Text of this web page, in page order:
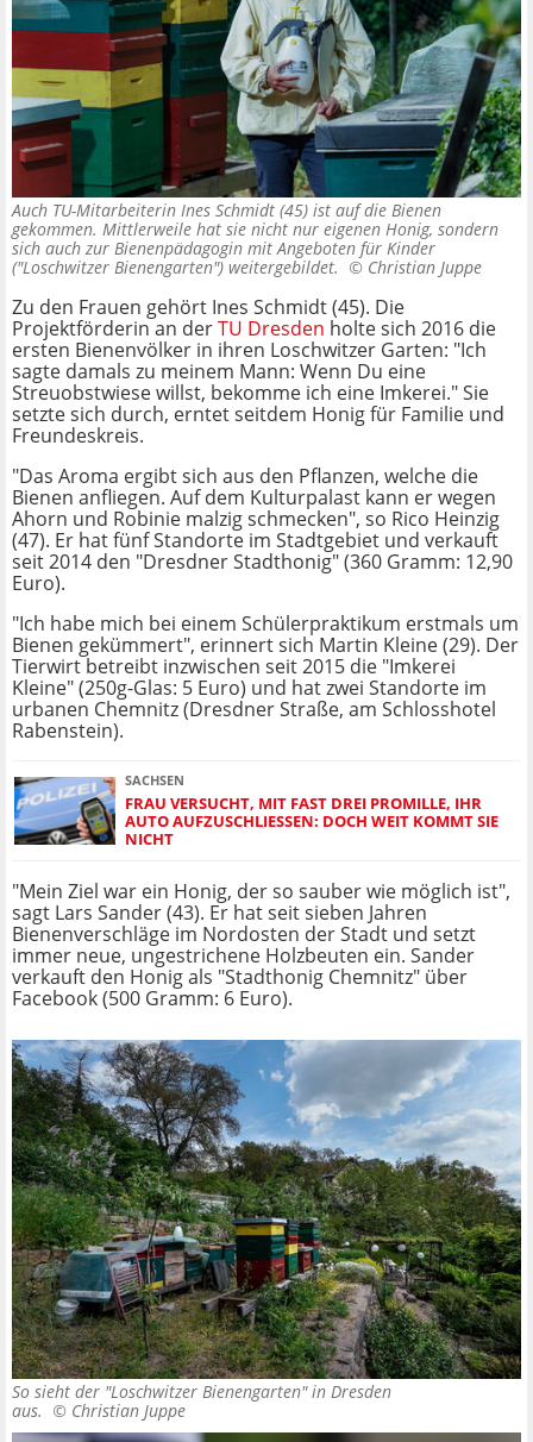
Auch TU-Mitarbeiterin Ines Schmidt (45) ist auf die Bienen
gekommen. Mittlerweile hat sie nicht nur eigenen Honig, sondern
sich auch zur Bienenpädagogin mit Angeboten für Kinder
("Loschwitzer Bienengarten") weitergebildet. © Christian Juppe
Zu den Frauen gehört Ines Schmidt (45). Die
Projektförderin an derTU Dresden holte sich 2016 die
ersten Bienenvölker in ihren Loschwitzer Garten: "Ich
sagte damals zu meinem Mann: Wenn Du eine
Streuobstwiese willst, bekomme ich eine Imkerei." Sie
setzte sich durch, erntet seitdem Honig für Familie und
Freundeskreis.
"Das Aroma ergibt sich aus den Pflanzen, welche die
Bienen anfliegen. Auf dem Kulturpalast kann er wegen
Ahorn und Robinie malzig schmecken", so Rico Heinzig
(47). Er hat fünf Standorte im Stadtgebiet und verkauft
seit 2014 den "Dresdner Stadthonig" (360 Gramm: 12,90
Euro).
"Ich habe mich bei einem Schülerpraktikum erstmals um
Bienen gekümmert", erinnert sich Martin Kleine (29). Der
Tierwirt betreibt inzwischen seit 2015 die "Imkerei
Kleine" (250g-Glas: 5 Euro) und hat zwei Standorte im
urbanen Chemnitz (Dresdner Straße, am Schlosshotel
Rabenstein).
SACHSEN
FRAU VERSUCHT, MIT FAST DREI PROMILLE, IHR
AUTO AUFZUSCHLIESSEN: DOCH WEIT KOMMT SIE N
ICHT
"Mein Ziel war ein Honig, der so sauber wie möglich ist",
sagt Lars Sander (43). Er hat seit sieben Jahren
Bienenverschläge im Nordosten der Stadt und setzt
immer neue, ungestrichene Holzbeuten ein. Sander
verkauft den Honig als "Stadthonig Chemnitz" über
Facebook (500 Gramm: 6 Euro).
So sieht der "Loschwitzer Bienengarten" in Dresden
aus. © Christian Juppe